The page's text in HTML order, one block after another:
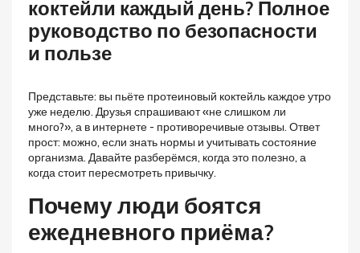
коктейли каждый день? Полное
руководство по безопасности
и пользе
Представьте: вы пьёте протеиновый коктейль каждое утро
уже неделю. Друзья спрашивают «не слишком ли
много?», а в интернете - противоречивые отзывы. Ответ
прост: можно, если знать нормы и учитывать состояние
организма. Давайте разберёмся, когда это полезно, а
когда стоит пересмотреть привычку.
Почему люди боятся
ежедневного приёма?